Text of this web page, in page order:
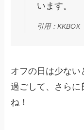
います。
引用：KKBOX
オフの日は少ない
過ごして、さらに
ね！